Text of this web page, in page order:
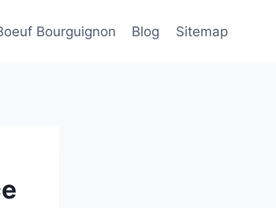
Bourguignon Blog Sitemap